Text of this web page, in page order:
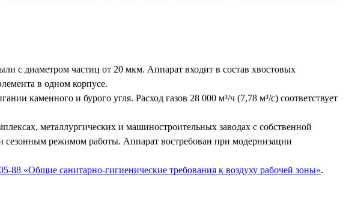
с диаметром частиц от 20 мкм. Аппарат входит в состав хвостовых
в одном корпусе.
каменного и бурого угля. Расход газов 28 000 м³/ч (7,78 м³/с) соответствует
металлургических и машиностроительных заводах с собственной
сезонным режимом работы. Аппарат востребован при модернизации
88 «Общие санитарно-гигиенические требования к воздуху рабочей зоны».